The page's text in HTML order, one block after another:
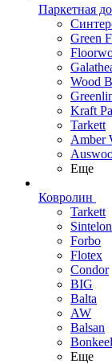
Паркетная
Green
Wood
Kraft
Tarkett
Amber
Еще
Ковролин
Tarkett
Sintelon
Forbo
Flotex
Condor
BIG
Balta
AW
Balsan
Bonkeel
Еще